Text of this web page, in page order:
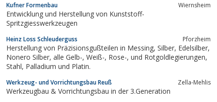
subassemblies and systems round off our
product range. The employees are informed on-
line about all production operations and are
equipped with all...
Kufner Formenbau Wiernsheim
Entwicklung und Herstellung von Kunststoff-
Spritzgiesswerkzeugen
Heinz Loss Schleuderguss Pforzheim
Herstellung von Präzisionsgußteilen in Messing, Silber, Edelsilber,
Nonero Silber, alle Gelb-, Weiß-, Rose-, und Rotgoldlegierungen,
Stahl, Palladium und Platin.
Werkzeug- und Vorrichtungsbau Reuß Zella-Mehlis
Werkzeugbau & Vorrichtungsbau in der 3.Generation